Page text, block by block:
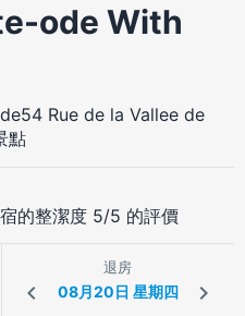
ode With
Rue de la Vallee de
點
的整潔度 5/5 的評價
退房